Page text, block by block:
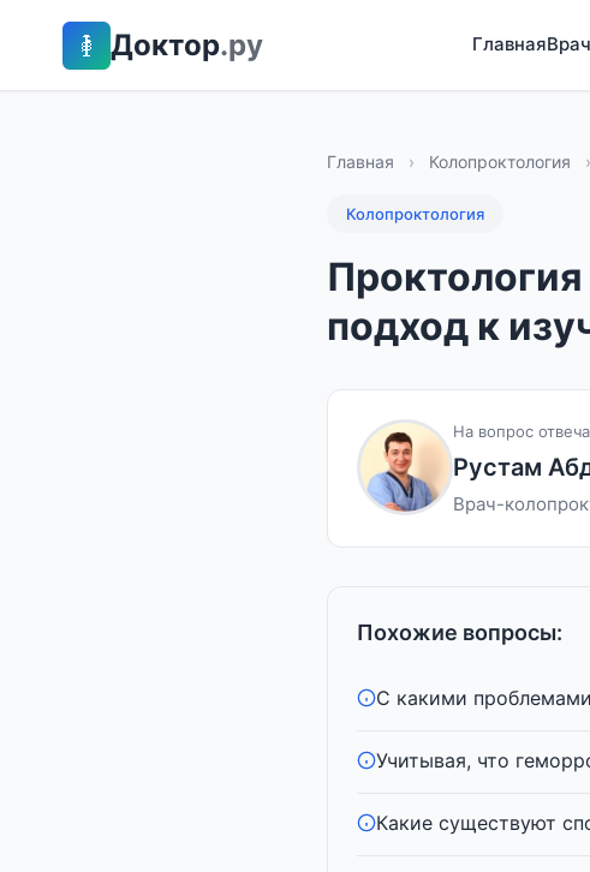
Доктор.ру Главная
Главная › Колопроктология ›
Колопроктология
подход к
На вопрос
Рустам
Врач-
Похожие вопросы:
С какими
Учитывая, что
Какие существуют